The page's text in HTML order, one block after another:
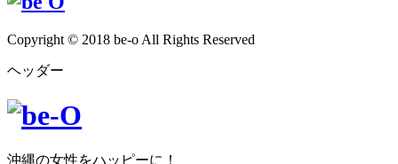
Copyright © 2018 be-o All Rights Reserved
ヘッダー
沖縄の女性をハッピーに！